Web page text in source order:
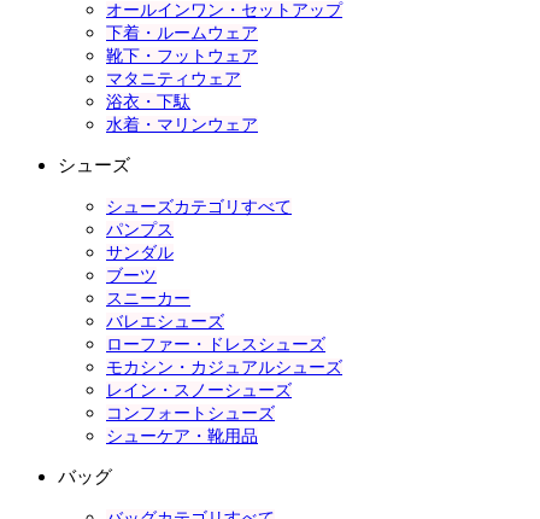
オールインワン・セットアップ
下着・ルームウェア
靴下・フットウェア
マタニティウェア
浴衣・下駄
水着・マリンウェア
シューズ
シューズカテゴリすべて
パンプス
サンダル
ブーツ
スニーカー
バレエシューズ
ローファー・ドレスシューズ
モカシン・カジュアルシューズ
レイン・スノーシューズ
コンフォートシューズ
シューケア・靴用品
バッグ